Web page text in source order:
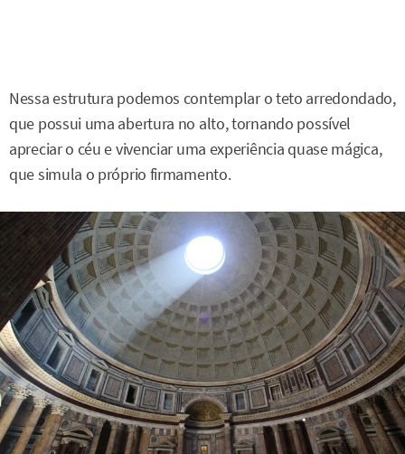
Nessa estrutura podemos contemplar o teto arredondado,
que possui uma abertura no alto, tornando possível
apreciar o céu e vivenciar uma experiência quase mágica,
que simula o próprio firmamento.